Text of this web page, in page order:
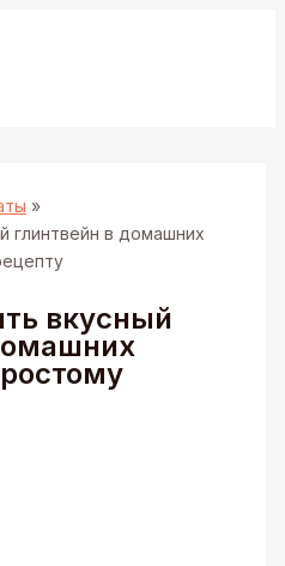
глинтвейн в домашних
вкусный